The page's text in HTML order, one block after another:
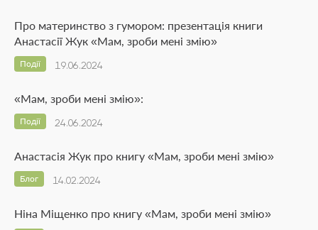
Про материнство з гумором: презентація книги
Анастасії Жук «Мам, зроби мені змію»
19.06.2024
Події
«Мам, зроби мені змію»:
24.06.2024
Події
Анастасія Жук про книгу «Мам, зроби мені змію»
14.02.2024
Блог
Ніна Міщенко про книгу «Мам, зроби мені змію»